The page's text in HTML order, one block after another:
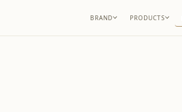
BRAND PRODUCTS